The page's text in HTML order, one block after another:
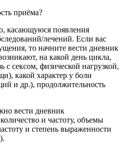
приёма?
касающуюся появления
лечений. Если вас
то начните вести дневник
на какой день цикла,
с сексом, физической нагрузкой,
какой характер у боли
и др.), продолжительность
вести дневник
и частоту, объемы
и степень выраженности